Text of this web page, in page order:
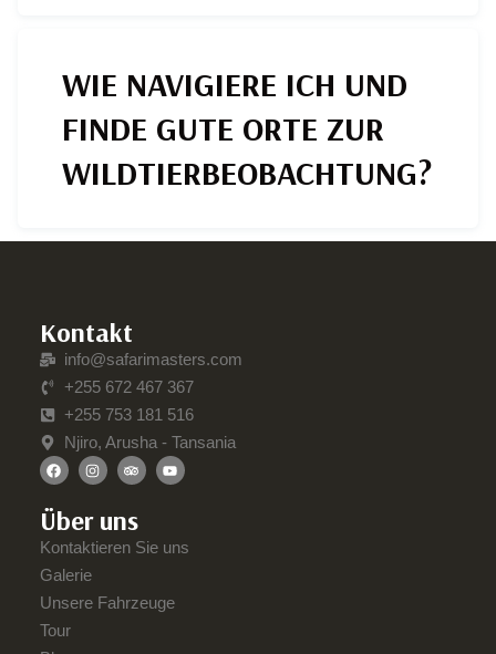
WIE NAVIGIERE ICH UND
FINDE GUTE ORTE ZUR
WILDTIERBEOBACHTUNG?
Kontakt
info@safarimasters.com
+255 672 467 367
+255 753 181 516
Njiro, Arusha - Tansania
Über uns
Kontaktieren Sie uns
Galerie
Unsere Fahrzeuge
Tour